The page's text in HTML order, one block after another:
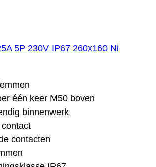
5P 230V IP67 260x160 Ni
één keer M50 boven
binnenwerk
contacten